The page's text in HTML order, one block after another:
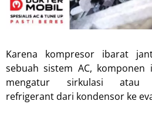
Karena kompresor ibarat
sebuah sistem AC, komponen
mengatur sirkulasi atau
refrigerant dari kondensor ke